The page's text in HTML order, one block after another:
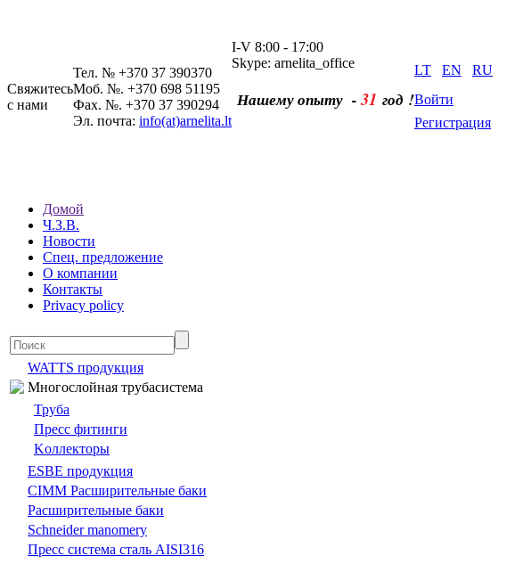
Свяжитесь
с нами
Тел. № +370 37 390370
Моб. №. +370 698 51195
Фах. №. +370 37 390294
Эл. почта: info(at)arnelita.lt
I-V 8:00 - 17:00
Skype: arnelita_office
Нашему опыту -31 год !
LT EN
RU
Войти
Регистрация
Домой
Ч.З.В.
Новости
Спец. предложение
О компании
Контакты
Privacy policy
WATTS продукция
Многослойная трубасистема
Труба
Пресс фитинги
Kоллекторы
ESBE продукция
CIMM Расширительные баки
Расширительные баки
Schneider manomery
Пресс система сталь AISI316